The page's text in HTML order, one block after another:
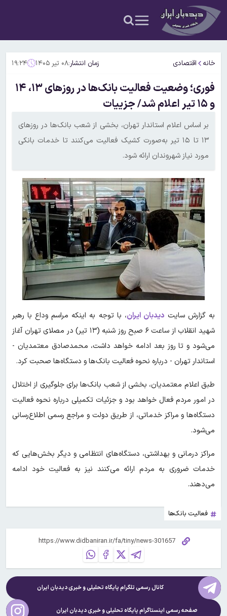
خانه اقتصادی زمان انتشار:۰۸ تیر ۱۴۰۵ ۱۹:۲۴
فوری؛ وضعیت فعالیت بانک‌ها در روزهای ۱۳، ۱۴
و ۱۵ تیر اعلام شد/ جزییات
بر اساس اعلام استاندار تهران، بخشی از شعب بانک‌ها در روزهای
۱۳ تا ۱۵ تیر به‌صورت کشیک فعالیت می‌کنند تا خدمات بانکی
مورد نیاز شهروندان ارائه شود.
به گزارش سایت دیدبان ایران، با توجه به اینکه مراسم وداع با رهبر
شهید انقلاب از ساعت ۶ صبح روز شنبه (۱۳ تیر) در مصلای تهران آغاز
می‌شود و تا روز بعد ادامه خواهد داشت، محمدصادق معتمدیان -
استاندار تهران - درباره نحوه فعالیت بانک‌ها و دستگاه‌ها صحبت کرد.
طبق اعلام معتمدیان، بخشی از شعب بانک‌ها برای جلوگیری از اختلال
در امور مردم فعال خواهد بود و جزئیات تکمیلی درباره نحوه فعالیت
دستگاه‌ها و مراکز خدماتی، از طریق دولت و مراجع رسمی اطلاع‌رسانی
می‌شود.
مراکز درمانی و بهداشتی، دستگاه‌های انتظامی و دیگر بخش‌هایی که
خدمات ضروری به مردم ارائه می‌کنند نیز به فعالیت خود ادامه
می‌دهند.
فعالیت بانک‌ها
کانال رسمی تلگرام پایگاه تحلیلی و خبریدیدبان ایران
صفحه رسمی اینستاگرام پایگاه تحلیلی و خبریدیدبان ایران